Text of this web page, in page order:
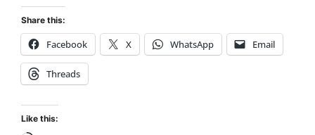
Share this:
Facebook X WhatsApp Email
Threads
Like this: